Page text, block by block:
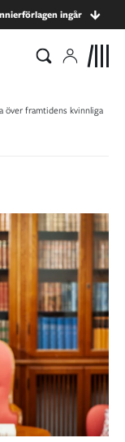
ingår
över framtidens kvinnliga